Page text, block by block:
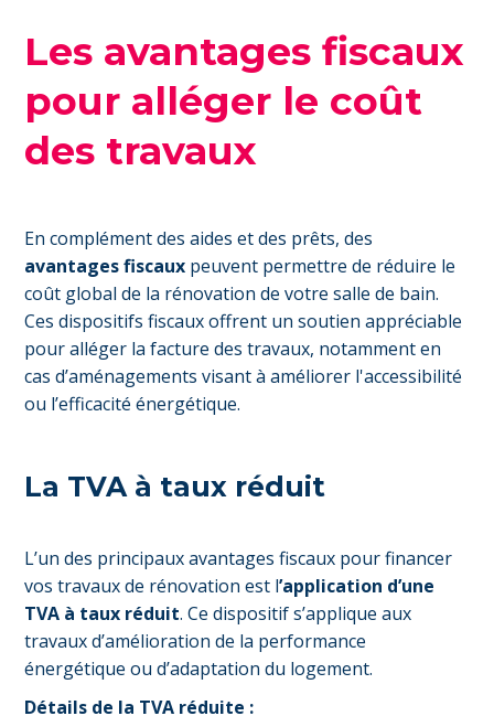
Les avantages fiscaux
pour alléger le coût
des travaux
En complément des aides et des prêts, des
avantages fiscaux peuvent permettre de réduire le
coût global de la rénovation de votre salle de bain.
Ces dispositifs fiscaux offrent un soutien appréciable
pour alléger la facture des travaux, notamment en
cas d’aménagements visant à améliorer l'accessibilité
ou l’efficacité énergétique.
La TVA à taux réduit
L’un des principaux avantages fiscaux pour financer
vos travaux de rénovation est l’application d’une
TVA à taux réduit. Ce dispositif s’applique aux
travaux d’amélioration de la performance
énergétique ou d’adaptation du logement.
Détails de la TVA réduite :